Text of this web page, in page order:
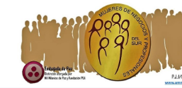
contenido